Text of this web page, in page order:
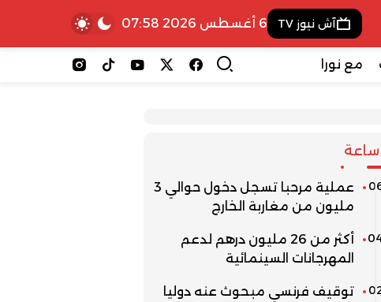
آش نيوز TV 6 أغسطس 2026 07:58
مع نورا
عملية مرحبا تسجل دخول حوالي 3
مليون من مغاربة الخارج
أكثر من 26 مليون درهم لدعم
المهرجانات السينمائية
توقيف فرنسي مبحوث عنه دوليا